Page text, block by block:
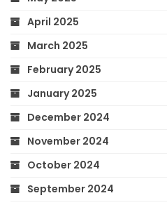
April 2025
March 2025
February 2025
January 2025
December 2024
November 2024
October 2024
September 2024